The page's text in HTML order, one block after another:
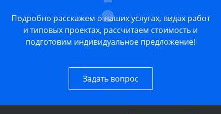
Подробно расскажем о наших услугах, видах работ
и типовых проектах, рассчитаем стоимость и
подготовим индивидуальное предложение!
Задать вопрос